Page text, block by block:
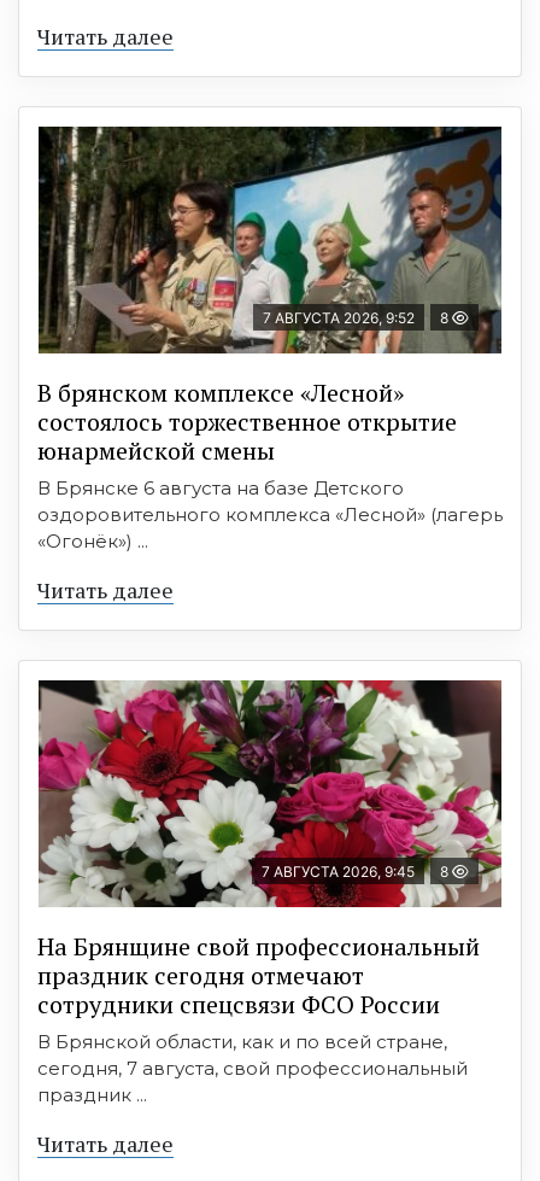
Читать далее
7 АВГУСТА 2026, 9:52 8
В брянском комплексе «Лесной»
состоялось торжественное открытие
юнармейской смены
В Брянске 6 августа на базе Детского
оздоровительного комплекса «Лесной» (лагерь
«Огонёк») ...
Читать далее
7 АВГУСТА 2026, 9:45 8
На Брянщине свой профессиональный
праздник сегодня отмечают
сотрудники спецсвязи ФСО России
В Брянской области, как и по всей стране,
сегодня, 7 августа, свой профессиональный
праздник ...
Читать далее